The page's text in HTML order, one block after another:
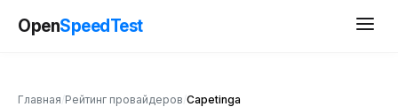
OpenSpeedTest
Главная Рейтинг провайдеров Capetinga